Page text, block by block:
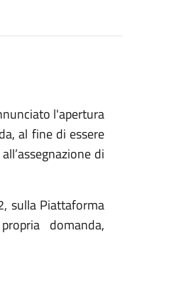
l'apertura
al fine di essere
di
sulla Piattaforma
domanda,